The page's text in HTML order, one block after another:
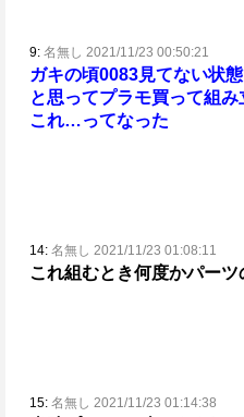
9: 名無し 2021/11/23 00:50:21
ガキの頃0083見てない状
と思ってプラモ買って組
これ…ってなった
14: 名無し 2021/11/23 01:08:11
これ組むとき何度かパー
15: 名無し 2021/11/23 01:14:38